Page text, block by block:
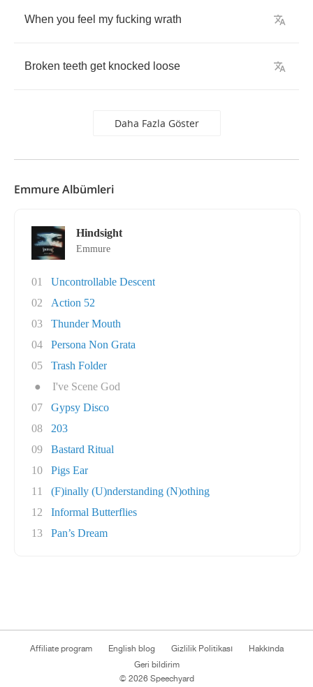
When you feel my fucking wrath
Broken teeth get knocked loose
Daha Fazla Göster
Emmure Albümleri
Hindsight
Emmure
01
Uncontrollable Descent
02
Action 52
03
Thunder Mouth
04
Persona Non Grata
05
Trash Folder
●
I've Scene God
07
Gypsy Disco
08
203
09
Bastard Ritual
10
Pigs Ear
11
(F)inally (U)nderstanding (N)othing
12
Informal Butterflies
13
Pan’s Dream
Affiliate program English blog Gizlilik Politikası
Hakkında
Geri bildirim
© 2026 Speechyard